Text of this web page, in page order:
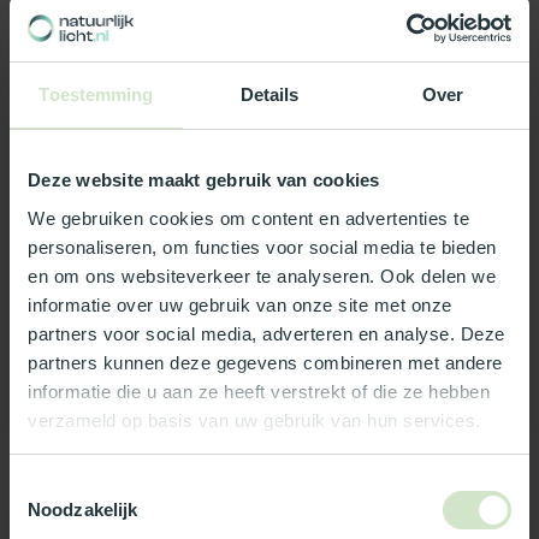
Toestemming Details Over
Deze website maakt gebruik van cookies
We gebruiken cookies om content en advertenties te
personaliseren, om functies voor social media te bieden
en om ons websiteverkeer te analyseren. Ook delen we
informatie over uw gebruik van onze site met onze
partners voor social media, adverteren en analyse. Deze
partners kunnen deze gegevens combineren met andere
informatie die u aan ze heeft verstrekt of die ze hebben
verzameld op basis van uw gebruik van hun services.
Noodzakelijk
Lichtkoepel - rond -
polycarbonaat -
zonwerend - 80 cm
Een duurzame polycarbonaat
lichtkoepel van rond 80cm
met zonwerende kunststof
be...
€421,26
Op voorraad
In winkelwagen
Lichtkoepel - rond -
polycarbonaat -
Een duurzame polycarbonaat
lichtkoepel van rond 70cm
met zonwerende kunststof
be...
€360,95
In winkelwagen